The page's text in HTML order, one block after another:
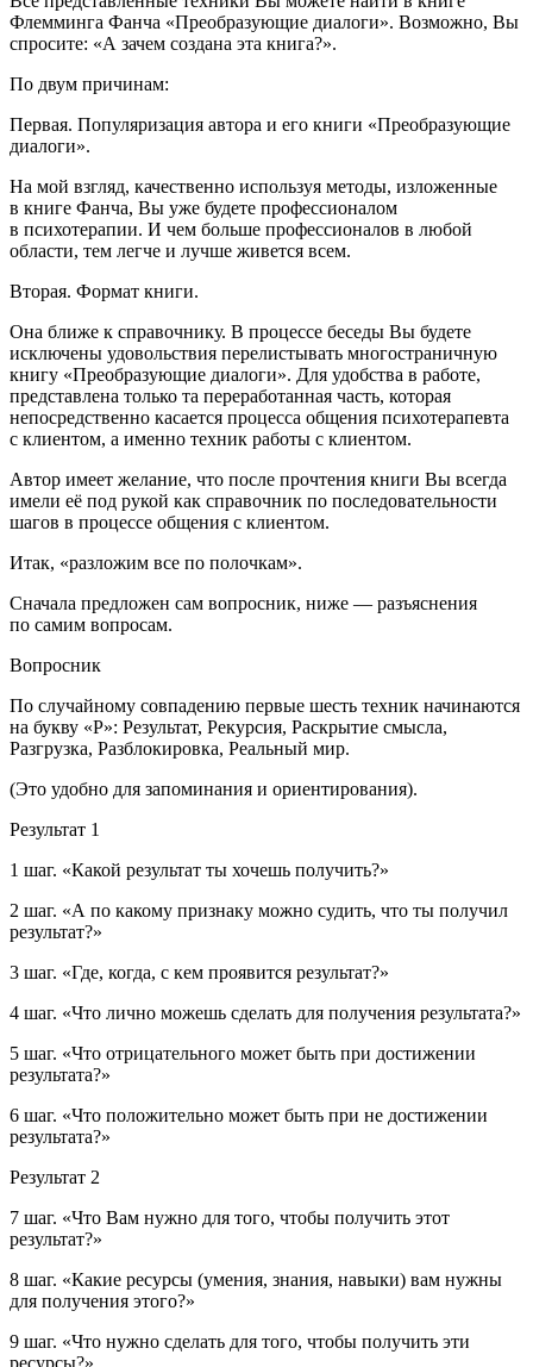
Флемминга Фанча «Преобразующие диалоги». Возможно, Вы
спросите: «А зачем создана эта книга?».
По двум причинам:
Первая. Популяризация автора и его книги «Преобразующие
диалоги».
На мой взгляд, качественно используя методы, изложенные
в книге Фанча, Вы уже будете профессионалом
в психотерапии. И чем больше профессионалов в любой
области, тем легче и лучше живется всем.
Вторая. Формат книги.
Она ближе к справочнику. В процессе беседы Вы будете
исключены удовольствия перелистывать многостраничную
книгу «Преобразующие диалоги». Для удобства в работе,
представлена только та переработанная часть, которая
непосредственно касается процесса общения психотерапевта
с клиентом, а именно техник работы с клиентом.
Автор имеет желание, что после прочтения книги Вы всегда
имели её под рукой как справочник по последовательности
шагов в процессе общения с клиентом.
Итак, «разложим все по полочкам».
Сначала предложен сам вопросник, ниже — разъяснения
по самим вопросам.
Вопросник
По случайному совпадению первые шесть техник начинаются
на букву «Р»: Результат, Рекурсия, Раскрытие смысла,
Разгрузка, Разблокировка, Реальный мир.
(Это удобно для запоминания и ориентирования).
Результат 1
1 шаг. «Какой результат ты хочешь получить?»
2 шаг. «А по какому признаку можно судить, что ты получил
результат?»
3 шаг. «Где, когда, с кем проявится результат?»
4 шаг. «Что лично можешь сделать для получения результата?»
5 шаг. «Что отрицательного может быть при достижении
результата?»
6 шаг. «Что положительно может быть при не достижении
результата?»
Результат 2
7 шаг. «Что Вам нужно для того, чтобы получить этот
результат?»
8 шаг. «Какие ресурсы (умения, знания, навыки) вам нужны
для получения этого?»
9 шаг. «Что нужно сделать для того, чтобы получить эти
ресурсы?»